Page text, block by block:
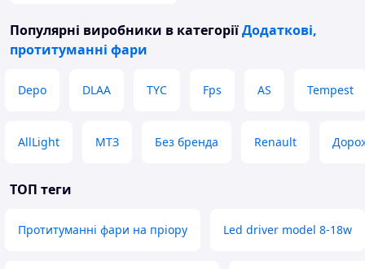
Популярні виробники в категоріїДодаткові,
протитуманні фари
Depo DLAA TYC Fps AS Tempest
AllLight МТЗ Без бренда Renault
ТОП теги
Протитуманні фари на пріору Led driver model 8-18w